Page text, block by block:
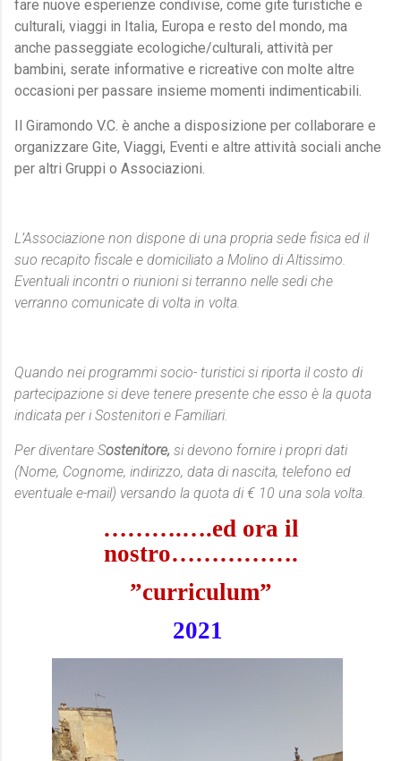
fare nuove esperienze condivise, come gite turistiche e
culturali, viaggi in Italia, Europa e resto del mondo, ma
anche passeggiate ecologiche/culturali, attività per
bambini, serate informative e ricreative con molte altre
occasioni per passare insieme momenti indimenticabili.
Il Giramondo V.C. è anche a disposizione per collaborare e
organizzare Gite, Viaggi, Eventi e altre attività sociali anche
per altri Gruppi o Associazioni.
L’Associazione non dispone di una propria sede fisica ed il
suo recapito fiscale e domiciliato a Molino di Altissimo.
Eventuali incontri o riunioni si terranno nelle sedi che
verranno comunicate di volta in volta.
Quando nei programmi socio- turistici si riporta il costo di
partecipazione si deve tenere presente che esso è la quota
indicata per i Sostenitori e Familiari.
Per diventare Sostenitore, si devono fornire i propri dati
(Nome, Cognome, indirizzo, data di nascita, telefono ed
eventuale e-mail) versando la quota di € 10 una sola volta.
……….….ed ora il
nostro…………….
”curriculum”
2021